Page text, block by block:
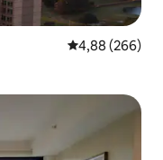
Átlagos
4,88 (266)